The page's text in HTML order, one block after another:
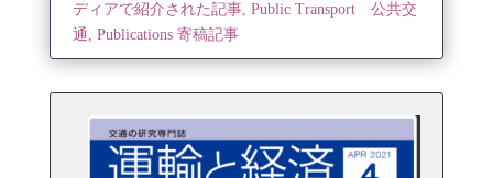
ディアで紹介された記事, Public Transport 公共交
通 , Publications 寄稿記事